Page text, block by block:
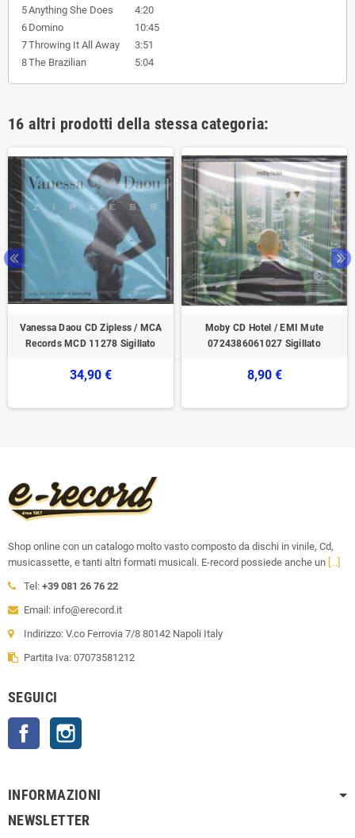
5Anything She Does
4:20
6 Domino
10:45
7Throwing It All Away
3:51
8The Brazilian 5:04
16 altri prodotti della stessa categoria:
Vanessa Daou CD Zipless / MCA
Records ‎MCD 11278 Sigillato
34,90 €
Moby CD Hotel / EMI Mute
0724386061027 Sigillato
8,90 €
Shop online con un catalogo molto vasto composto da dischi in vinile, Cd,
musicassette, e tanti altri formati musicali. E-record possiede anche un [...]
Tel: +39 081 26 76 22
Email: info@erecord.it
Indirizzo: V.co Ferrovia 7/8 80142 Napoli Italy
Partita Iva: 07073581212
SEGUICI
Facebook
INFORMAZIONI
NEWSLETTER